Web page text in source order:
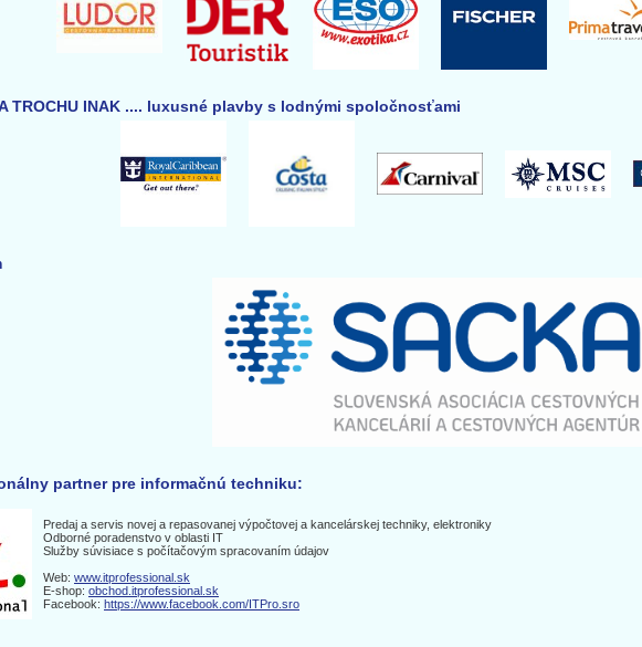
TROCHU INAK .... luxusné plavby s lodnými spoločnosťami
partner pre informačnú techniku:
Predaj a servis novej a repasovanej výpočtovej a kancelárskej techniky, elektroniky
Odborné poradenstvo v oblasti IT
Služby súvisiace s počítačovým spracovaním údajov
Web: www.itprofessional.sk
E-shop: obchod.itprofessional.sk
Facebook: https://www.facebook.com/ITPro.sro